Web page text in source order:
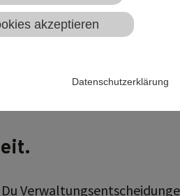
akzeptieren
Datenschutzerklärung